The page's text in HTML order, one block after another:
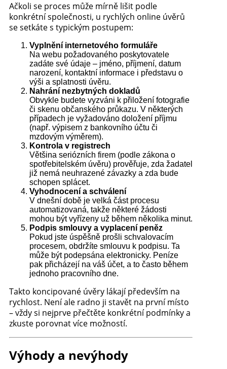
Ačkoli se proces může mírně lišit podle
konkrétní společnosti, u rychlých online úvěrů
se setkáte s typickým postupem:
Vyplnění internetového formuláře
Na webu požadovaného poskytovatele
zadáte své údaje – jméno, příjmení, datum
narození, kontaktní informace i představu o
výši a splatnosti úvěru.
Nahrání nezbytných dokladů
Obvykle budete vyzváni k přiložení fotografie
či skenu občanského průkazu. V některých
případech je vyžadováno doložení příjmu
(např. výpisem z bankovního účtu či
mzdovým výměrem).
Kontrola v registrech
Většina seriózních firem (podle zákona o
spotřebitelském úvěru) prověřuje, zda žadatel
již nemá neuhrazené závazky a zda bude
schopen splácet.
Vyhodnocení a schválení
V dnešní době je velká část procesu
automatizovaná, takže některé žádosti
mohou být vyřízeny už během několika minut.
Podpis smlouvy a vyplacení peněz
Pokud jste úspěšně prošli schvalovacím
procesem, obdržíte smlouvu k podpisu. Ta
může být podepsána elektronicky. Peníze
pak přicházejí na váš účet, a to často během
jednoho pracovního dne.
Takto koncipované úvěry lákají především na
rychlost. Není ale radno ji stavět na první místo
– vždy si nejprve přečtěte konkrétní podmínky a
zkuste porovnat více možností.
Výhody a nevýhody